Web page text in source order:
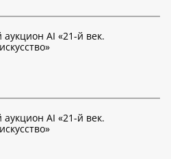
AI «21-й век.
AI «21-й век.